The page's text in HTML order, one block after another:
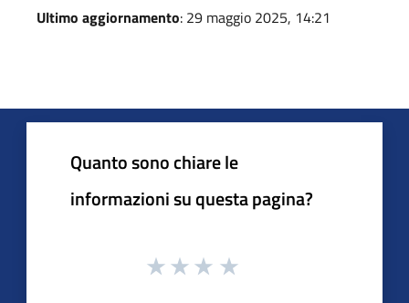
Ultimo aggiornamento: 29 maggio 2025, 14:21
Quanto sono chiare le
informazioni su questa pagina?